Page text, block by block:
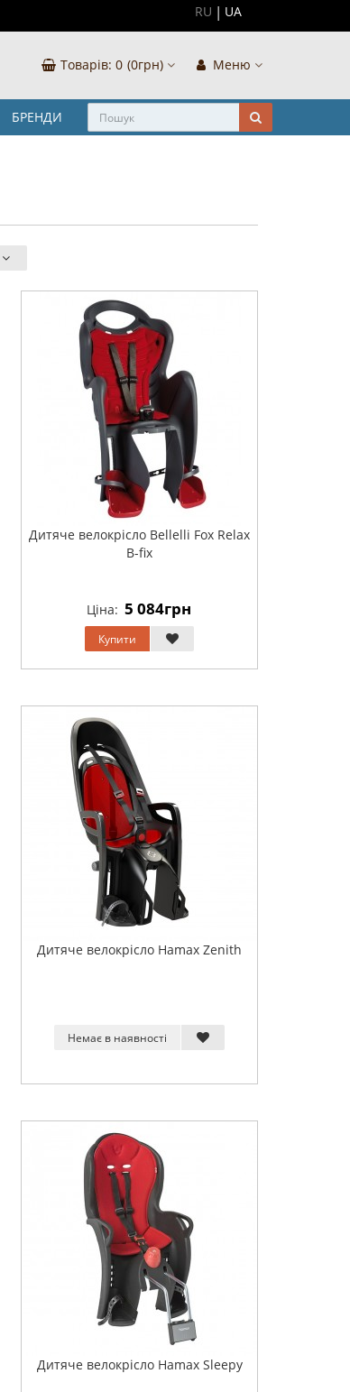
RU UA
(0грн)
Товарів: 0 Меню
БРЕНДИ
Дитяче велокрісло Bellelli Fox Relax
B-fix
Ціна: 5 084грн
Купити
Дитяче велокрісло Hamax Zenith
Немає в наявності
Дитяче велокрісло Hamax Sleepy